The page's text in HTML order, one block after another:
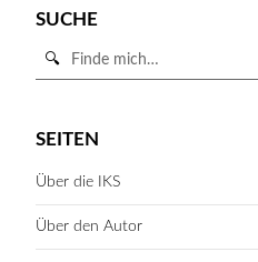
SUCHE
Suche
SEITEN
Über die IKS
Über den Autor